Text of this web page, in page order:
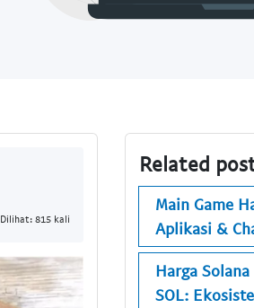
Dilihat: 815 kali
Related
Main Game
Aplikasi &
Harga
SOL: